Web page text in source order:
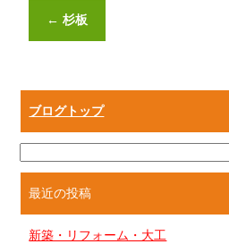
← 杉板
ブログトップ
最近の投稿
新築・リフォーム・大工